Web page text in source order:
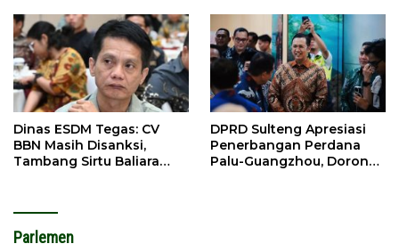
Dinas ESDM Tegas: CV
BBN Masih Disanksi,
Tambang Sirtu Baliara
DPRD Sulteng Apresiasi
Penerbangan Perdana
Palu-Guangzhou, Dorong
Parlemen